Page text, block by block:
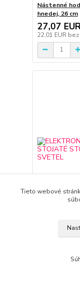
Nástenné
hnedej, 26 cm
27,07
22,01 EUR bez
44,23
Tieto webové